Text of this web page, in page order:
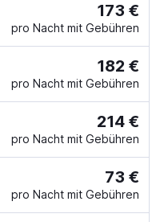
173 €
pro Nacht mit Gebühren
182 €
pro Nacht mit Gebühren
214 €
pro Nacht mit Gebühren
73 €
pro Nacht mit Gebühren